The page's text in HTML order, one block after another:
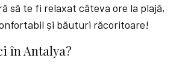
să te fi relaxat câteva ore la plajă,
și băuturi răcoritoare!
în Antalya?